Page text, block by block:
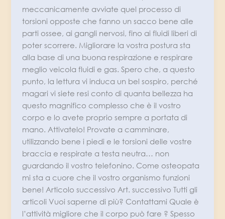
meccanicamente avviate quel processo di
torsioni opposte che fanno un sacco bene alle
parti ossee, ai gangli nervosi, fino ai fluidi liberi di
poter scorrere. Migliorare la vostra postura sta
alla base di una buona respirazione e respirare
meglio veicola fluidi e gas. Spero che, a questo
punto, la lettura vi induca un bel sospiro, perché
magari vi siete resi conto di quanta bellezza ha
questo magnifico complesso che è il vostro
corpo e lo avete proprio sempre a portata di
mano. Attivatelo! Provate a camminare,
utilizzando bene i piedi e le torsioni delle vostre
braccia e respirate a testa neutra… non
guardando il vostro telefonino. Come osteopata
mi sta a cuore che il vostro organismo funzioni
bene! Articolo successivo Art. successivo Tutti gli
articoli Vuoi saperne di più? Contattami Quale è
l’attività migliore che il corpo può fare ? Spesso